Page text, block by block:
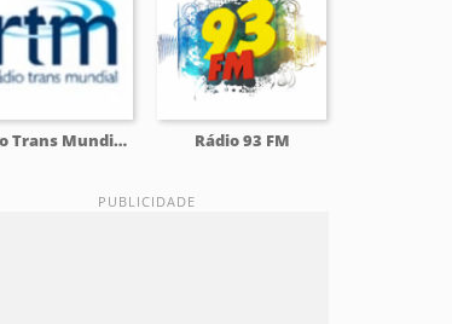
Rádio Trans Mundial - RTM Rádio 93 FM